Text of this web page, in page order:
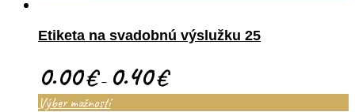
Etiketa na svadobnú výslužku 25
0.00€– 0.40€
Výber možností